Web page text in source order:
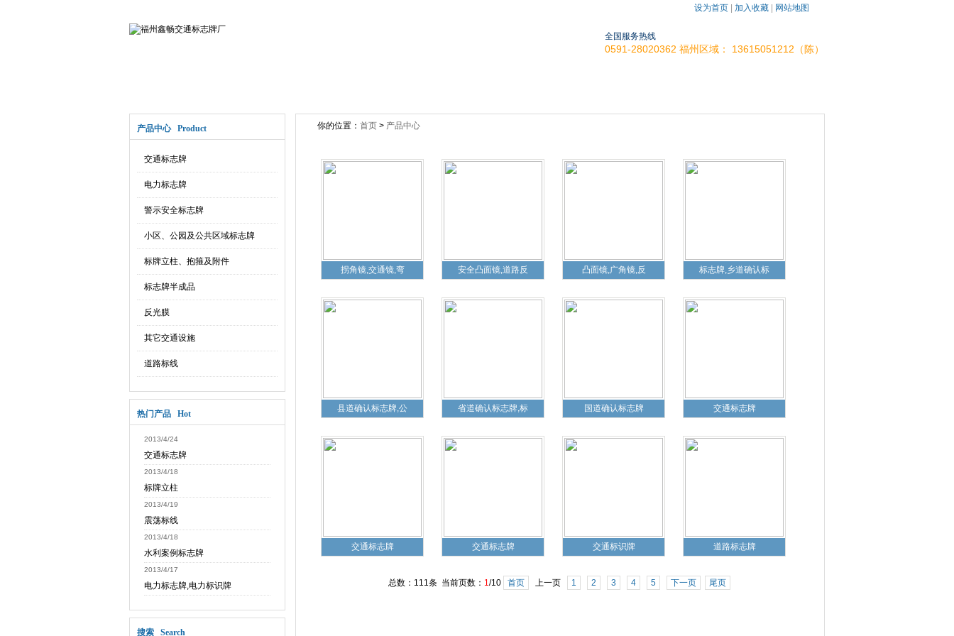
设为首页| 加入收藏| 网站地图
全国服务热线
0591-28020362 福州区域： 13615051212（陈）
产品中心 Product
交通标志牌
电力标志牌
警示安全标志牌
小区、公园及公共区域标志牌
标牌立柱、抱箍及附件
标志牌半成品
反光膜
其它交通设施
道路标线
热门产品 Hot
2013/4/24
交通标志牌
2013/4/18
标牌立柱
2013/4/19
震荡标线
2013/4/18
水利案例标志牌
2013/4/17
电力标志牌,电力标识牌
搜索 Search
你的位置： 首页 > 产品中心
拐角镜,交通镜,弯 安全凸面镜,道路反 凸面镜,广角镜,反 标志牌,乡道确认标
县道确认标志牌,公 省道确认标志牌,标 国道确认标志牌 交通标志牌
交通标志牌 交通标志牌 交通标识牌 道路标志牌
总数：111条 当前页数： 1/10 首页 上一页 1 2 3 4 5 下一页 尾页